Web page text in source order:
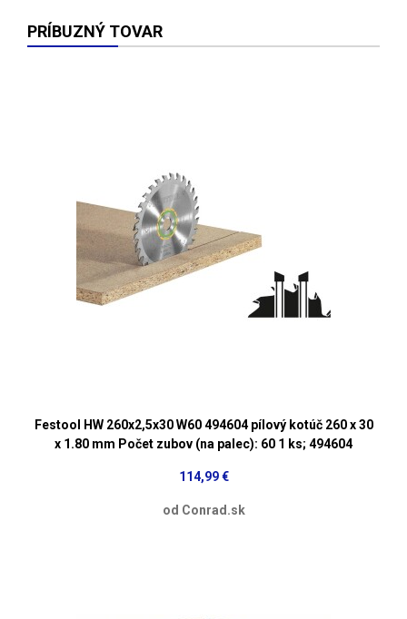
PRÍBUZNÝ TOVAR
Festool HW 260x2,5x30 W60 494604 pílový kotúč 260 x 30
x 1.80 mm Počet zubov (na palec): 60 1 ks; 494604
114,99 €
od Conrad.sk